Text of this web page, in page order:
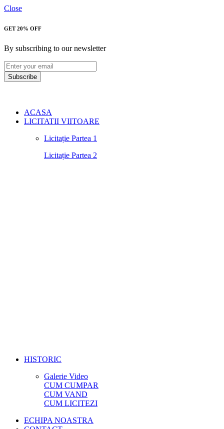
Close
GET 20% OFF
By subscribing to our newsletter
Subscribe
ACASA
LICITATII VIITOARE
Licitație Partea 1
Licitație Partea 2
HISTORIC
Galerie Video
CUM CUMPAR
CUM VAND
CUM LICITEZI
ECHIPA NOASTRA